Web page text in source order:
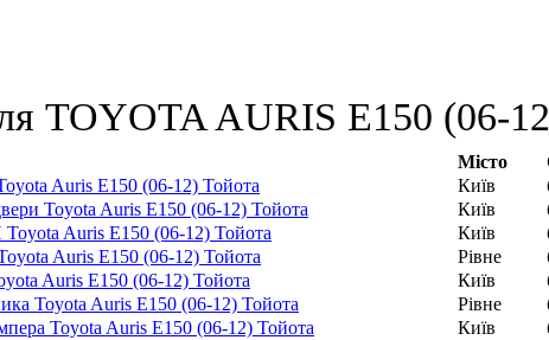
TOYOTA AURIS E150 (06-
Місто
Auris E150 (06-12) Тойота
Київ
Toyota Auris E150 (06-12) Тойота
Київ
Auris E150 (06-12) Тойота
Київ
Auris E150 (06-12) Тойота
Рівне
Auris E150 (06-12) Тойота
Київ
Toyota Auris E150 (06-12) Тойота
Рівне
Toyota Auris E150 (06-12) Тойота
Київ